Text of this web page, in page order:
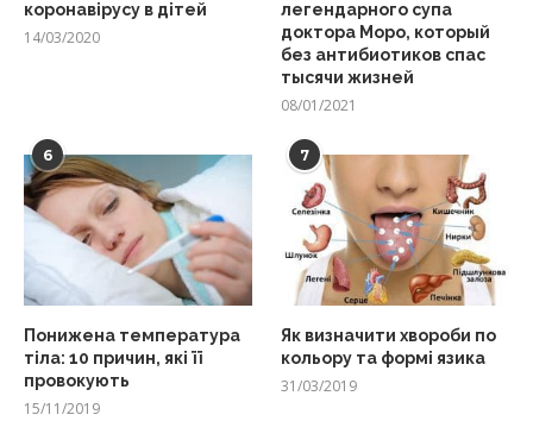
коронавірусу в дітей
14/03/2020
легендарного супа
доктора Моро, который
без антибиотиков спас
тысячи жизней
08/01/2021
6
Понижена температура
тіла: 10 причин, які її
провокують
15/11/2019
7
Як визначити хвороби по
кольору та формі язика
31/03/2019